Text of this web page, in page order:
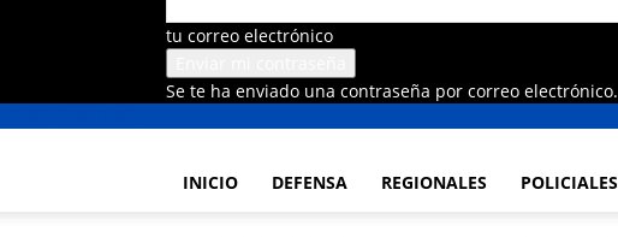
tu correo electrónico
Se te ha enviado una contraseña por correo electrónico.
INICIO DEFENSA REGIONALES POLICIALES